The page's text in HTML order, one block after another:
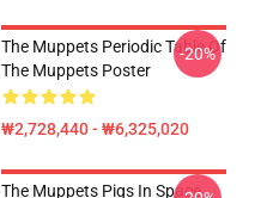
The Muppets Periodic Table Of
The Muppets Poster
₩2,728,440 - ₩6,325,020
-20%
The Muppets Pigs In Space